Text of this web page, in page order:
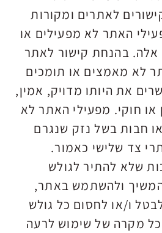
לאתרים ומקורות
האתר לא מפעילים או
בהנחת קישור לאתר
לא מאמצים או תומכים
את היותו מדויק, אמין,
חוקי. מפעילי האתר לא
חבות בשל נזק שנגרם
צד שלישי כאמור.
שלא להתיר לגולש
ולהשתמש באתר,
ו/או לחסום כל גולש
מקרה של שימוש לרעה